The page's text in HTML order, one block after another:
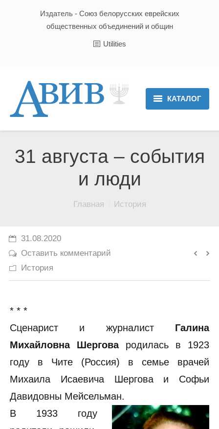
Издатель - Союз белорусских еврейских
общественных объединений и общин
Utilities
КАТАЛОГ
Юмор
31 августа – события
и люди
Главная История
31.08.2020
Оставить комментарий
История
* * *
Сценарист и журналист Галина
Михайловна Шерговародилась в 1923
году в Чите (Россия) в семье врачей
Михаила Исаевича Шергова и Софьи
Давидовны Мейсельман.
В 1933 году